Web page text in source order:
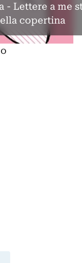
- Lettere a me
copertina